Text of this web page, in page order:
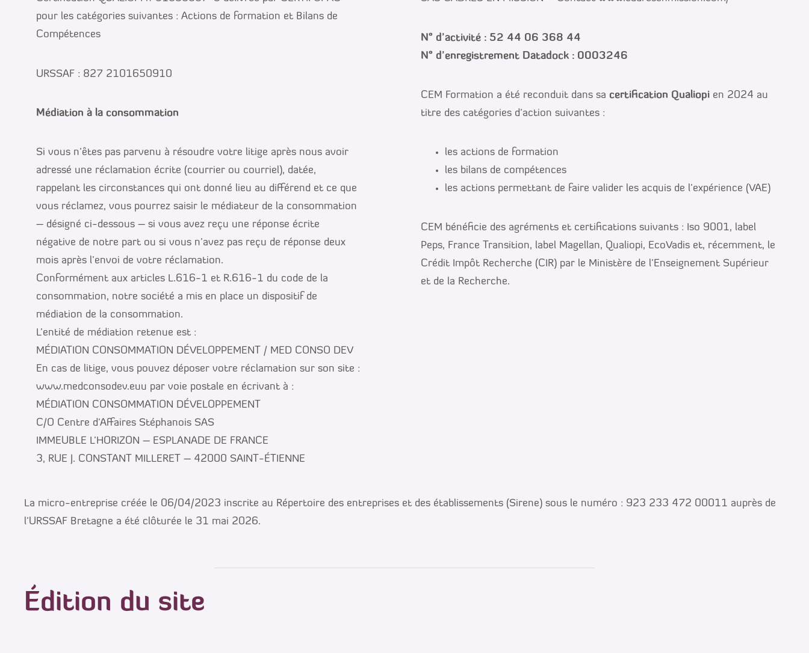
pour les catégories suivantes : Actions de formation et Bilans de
Compétences
URSSAF : 827 2101650910
Médiation à la consommation
Si vous n’êtes pas parvenu à résoudre votre litige après nous avoir
adressé une réclamation écrite (courrier ou courriel), datée,
rappelant les circonstances qui ont donné lieu au différend et ce que
vous réclamez, vous pourrez saisir le médiateur de la consommation
– désigné ci-dessous – si vous avez reçu une réponse écrite
négative de notre part ou si vous n’avez pas reçu de réponse deux
mois après l’envoi de votre réclamation.
Conformément aux articles L.616-1 et R.616-1 du code de la
consommation, notre société a mis en place un dispositif de
médiation de la consommation.
L’entité de médiation retenue est :
MÉDIATION CONSOMMATION DÉVELOPPEMENT / MED CONSO DEV
En cas de litige, vous pouvez déposer votre réclamation sur son site :
www.medconsodev.euu par voie postale en écrivant à :
MÉDIATION CONSOMMATION DÉVELOPPEMENT
C/O Centre d’Affaires Stéphanois SAS
IMMEUBLE L’HORIZON – ESPLANADE DE FRANCE
3, RUE J. CONSTANT MILLERET – 42000 SAINT-ÉTIENNE
N° d’activité : 52 44 06 368 44
N° d’enregistrement Datadock : 0003246
CEM Formation a été reconduit dans sa certification Qualiopi en 2024 au
titre des catégories d’action suivantes :
les actions de formation
les bilans de compétences
les actions permettant de faire valider les acquis de l’expérience (VAE)
CEM bénéficie des agréments et certifications suivants : Iso 9001, label
Peps, France Transition, label Magellan, Qualiopi, EcoVadis et, récemment, le
Crédit Impôt Recherche (CIR) par le Ministère de l’Enseignement Supérieur
et de la Recherche.
La micro-entreprise créée le 06/04/2023 inscrite au Répertoire des entreprises et des établissements (Sirene) sous le numéro : 923 233 472 00011 auprès de
l’URSSAF Bretagne a été clôturée le 31 mai 2026.
Édition du site